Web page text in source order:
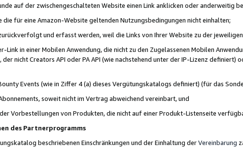
auf der zwischengeschalteten Website einen Link anklicken oder anderweitig
für eine Amazon-Website geltenden Nutzungsbedingungen nicht einhalten;
und erfasst werden, weil die Links von Ihrer Website zu der
Link in einer Mobilen Anwendung, die nicht zu den Zugelassenen Mobilen
der nicht Creators API oder PA API (wie nachstehend unter der IP-Lizenz
Events (wie in Ziffer 4 (a) dieses Vergütungskatalogs definiert) (für das
soweit nicht im Vertrag abweichend vereinbart, und
Vorbestellungen von Produkten, die nicht auf einer Produkt-Listenseite
des Partnerprogramms
beschriebenen Einschränkungen und der Einhaltung derVereinbarung